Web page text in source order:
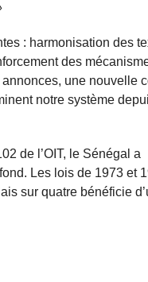
: harmonisation des
des
une nouvelle
notre système
de l’OIT, le Sénégal a
Les lois de 1973 et
sur quatre bénéficie